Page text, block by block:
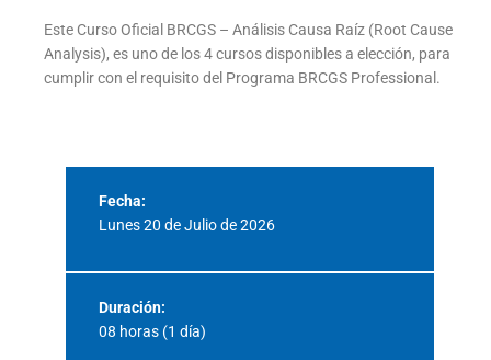
Este Curso Oficial BRCGS – Análisis Causa Raíz (Root Cause
Analysis), es uno de los 4 cursos disponibles a elección, para
cumplir con el requisito del Programa BRCGS Professional.
Fecha:
Lunes 20 de Julio de 2026
Duración:
08 horas (1 día)